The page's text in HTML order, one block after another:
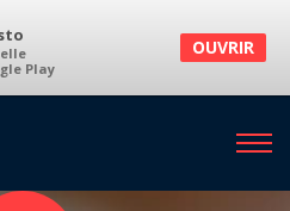
Play
OUVRIR